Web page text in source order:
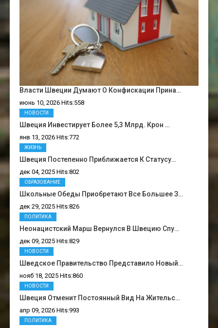
Власти Швеции Думают О Конфискации Прина…
июнь 10, 2026 Hits:558
Швеция Инвестирует Более 5,3 Млрд. Крон …
янв 13, 2026 Hits:772
НОВОСТИ
Швеция Постепенно Приближается К Статусу…
дек 04, 2025 Hits:802
ЖИЗНЬ
Школьные Обеды Приобретают Все Большее З…
дек 29, 2025 Hits:826
ОБРАЗОВАНИЕ
Неонацистский Марш Вернулся В Швецию Спу…
дек 09, 2025 Hits:829
ПОЛИТИКА
Шведское Правительство Представило Новый…
нояб 18, 2025 Hits:860
НОВОСТИ
Швеция Отменит Постоянный Вид На Жительс…
апр 09, 2026 Hits:993
НОВОСТИ
ПОЛИТИКА